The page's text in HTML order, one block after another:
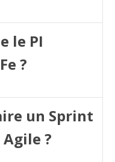
le PI
?
un Sprint
?